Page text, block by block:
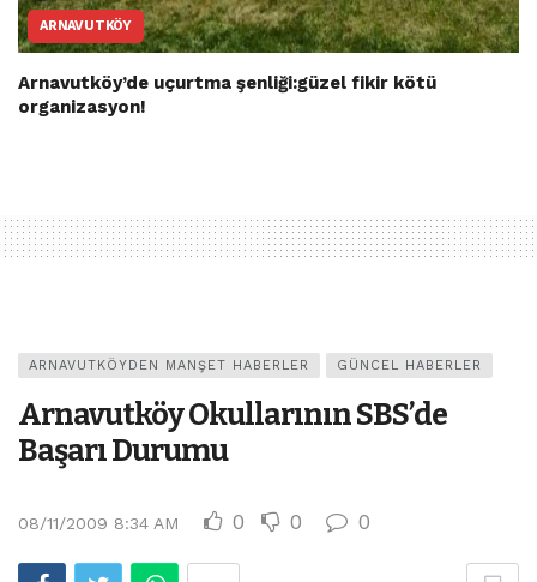
ARNAVUTKÖY
Arnavutköy’de uçurtma şenliği:güzel fikir kötü
organizasyon!
ARNAVUTKÖYDEN MANŞET HABERLER GÜNCEL HABERLER
Arnavutköy Okullarının SBS’de
Başarı Durumu
08/11/2009 8:34 AM 0 0 0